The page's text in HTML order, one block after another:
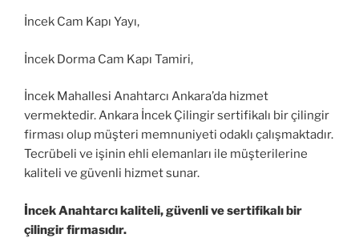
İncek Cam Kapı Yayı,
İncek Dorma Cam Kapı Tamiri,
İncek Mahallesi Anahtarcı Ankara’da hizmet
vermektedir. Ankara İncek Çilingir sertifikalı bir çilingir
firması olup müşteri memnuniyeti odaklı çalışmaktadır.
Tecrübeli ve işinin ehli elemanları ile müşterilerine
kaliteli ve güvenli hizmet sunar.
İncek Anahtarcı kaliteli, güvenli ve sertifikalı bir
çilingir firmasıdır.